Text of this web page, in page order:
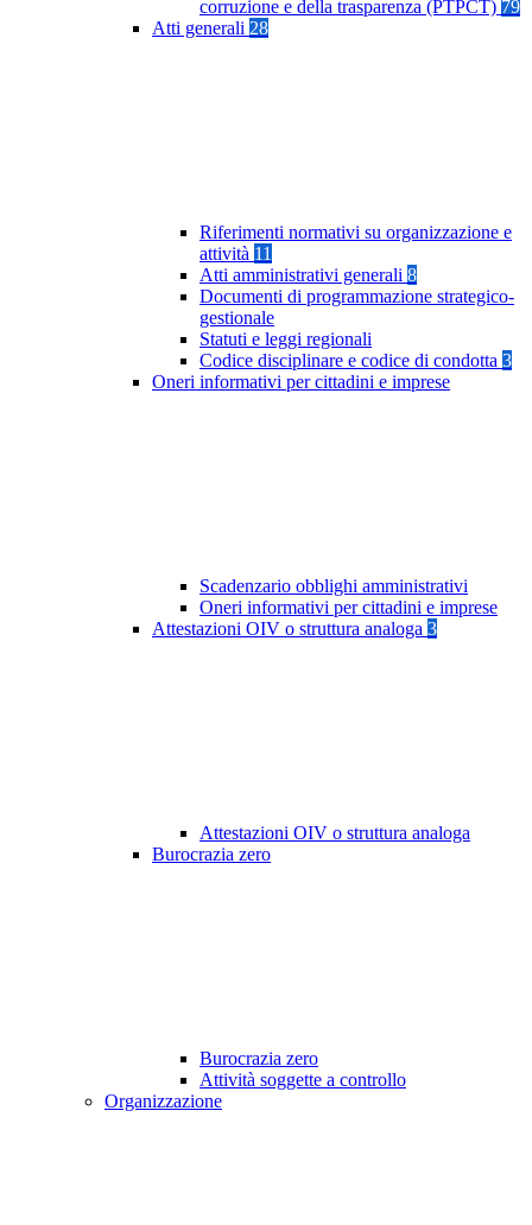
corruzione e della trasparenza (PTPCT) 79
Atti generali 28
Riferimenti normativi su organizzazione e
attività 11
Atti amministrativi generali 8
Documenti di programmazione strategico-
gestionale
Statuti e leggi regionali
Codice disciplinare e codice di condotta 3
Oneri informativi per cittadini e imprese
Scadenzario obblighi amministrativi
Oneri informativi per cittadini e imprese
Attestazioni OIV o struttura analoga 3
Attestazioni OIV o struttura analoga
Burocrazia zero
Burocrazia zero
Attività soggette a controllo
Organizzazione